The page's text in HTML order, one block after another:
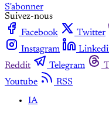
S'abonner
Suivez-nous
Facebook
Twitter
Instagram
Reddit
Telegram
Youtube
RSS
IA